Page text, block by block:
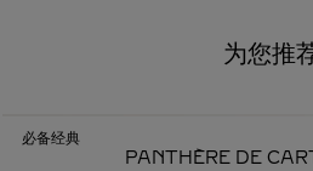
为您推
PANTHÈRE DE
必备经典